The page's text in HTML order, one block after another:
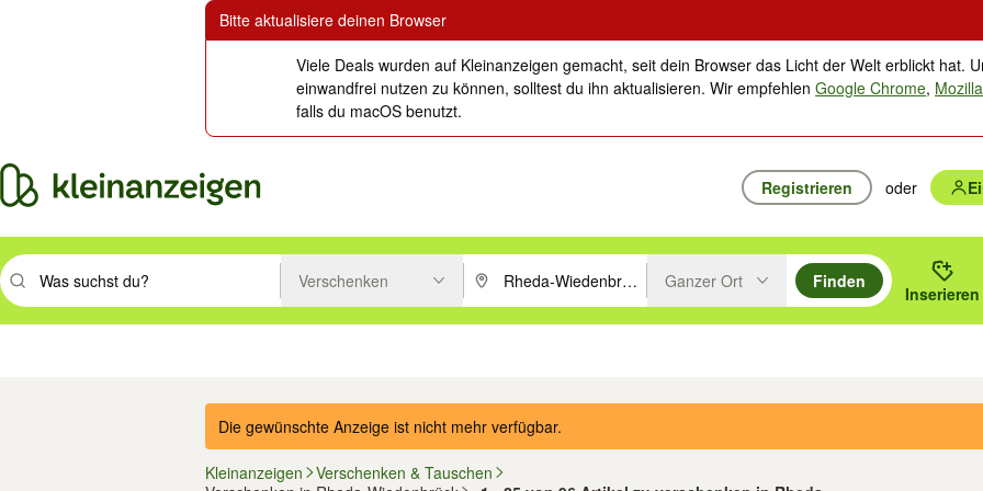
Bitte aktualisiere deinen Browser
Viele Deals wurden auf Kleinanzeigen gemacht, seit dein Browser das Licht der Welt erblickt hat.
einwandfrei nutzen zu können, solltest du ihn aktualisieren. Wir empfehlenGoogle Chrome,
falls du macOS benutzt.
Registrieren oder
Suchbegriff eingeben. Eingabetaste drücken um zu suchen, oder Vorschläge mit den Pfeiltasten nach oben/unten durchsuchen und mit
Verschenken PLZ oder Ort eingeben. Eingabetaste drücken um zu suchen, oder
Ganzer Ort
Finden
Inserieren
Die gewünschte Anzeige ist nicht mehr verfügbar.
Kleinanzeigen
Verschenken & Tauschen